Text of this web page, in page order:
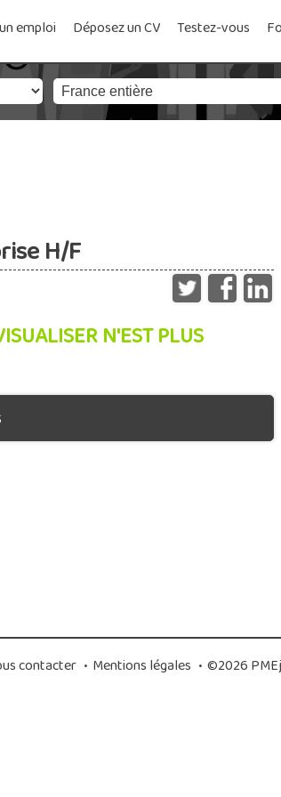
emploi Déposez un CV Testez-vous
H/F
N'EST PLUS
contacter • Mentions légales • ©2026